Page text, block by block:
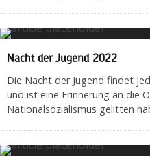
Nacht der Jugend 2022
Die Nacht der Jugend findet
und ist eine Erinnerung an die
Nationalsozialismus gelitten